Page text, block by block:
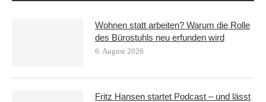
Wohnen statt arbeiten? Warum die Rolle
des Bürostuhls neu erfunden wird
6. August 2026
Fritz Hansen startet Podcast – und lässt